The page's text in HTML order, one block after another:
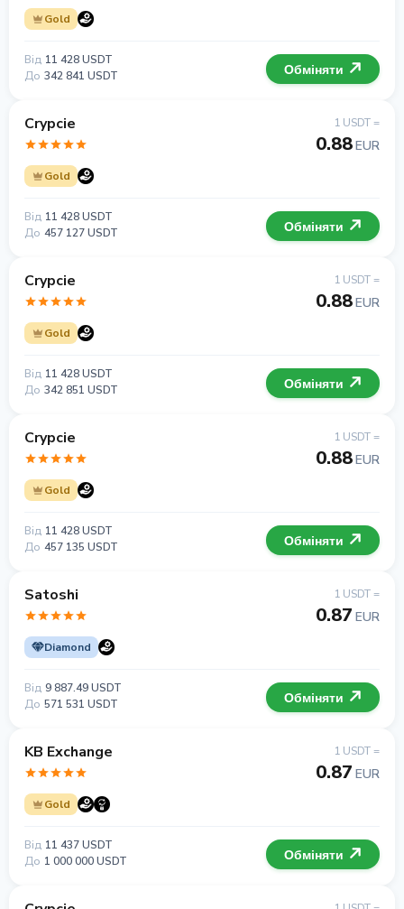
Gold
Від 11 428 USDT
До 342 841 USDT Обміняти
Crypcie
Gold
1 USDT =
0.88EUR
Від 11 428 USDT
До 457 127 USDT Обміняти
Crypcie
Gold
1 USDT =
0.88EUR
Від 11 428 USDT
До 342 851 USDT Обміняти
Crypcie
Gold
1 USDT =
0.88EUR
Від 11 428 USDT
До 457 135 USDT Обміняти
Satoshi
Diamond
1 USDT =
0.87 EUR
Від 9 887.49 USDT
До 571 531 USDT Обміняти
KB Exchange
Gold
1 USDT =
0.87 EUR
Від 11 437 USDT
До 1 000 000 USDT Обміняти